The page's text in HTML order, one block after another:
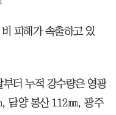
피해가 속출하고 있
터 누적 강수량은 영광
담양 봉산 112㎜, 광주